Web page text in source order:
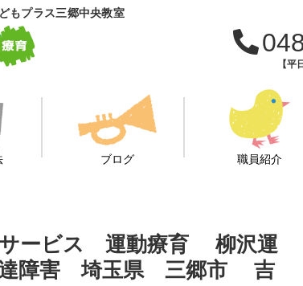
もプラス三郷中央教室
【平
ブログ 職員紹介
サービス 運動療育 柳沢運
障害 埼玉県 三郷市 吉